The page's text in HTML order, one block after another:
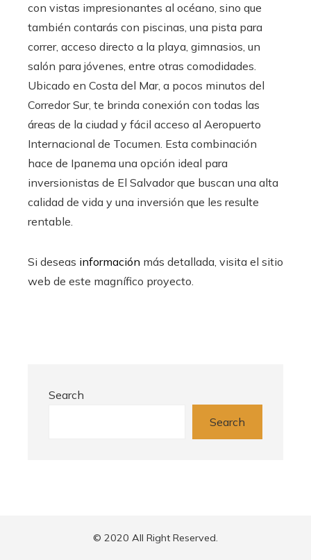
con vistas impresionantes al océano, sino que
también contarás con piscinas, una pista para
correr, acceso directo a la playa, gimnasios, un
salón para jóvenes, entre otras comodidades.
Ubicado en Costa del Mar, a pocos minutos del
Corredor Sur, te brinda conexión con todas las
áreas de la ciudad y fácil acceso al Aeropuerto
Internacional de Tocumen. Esta combinación
hace de Ipanema una opción ideal para
inversionistas de El Salvador que buscan una alta
calidad de vida y una inversión que les resulte
rentable.
Si deseas información más detallada, visita el sitio
web de este magnífico proyecto.
Search
Search
© 2020 All Right Reserved.